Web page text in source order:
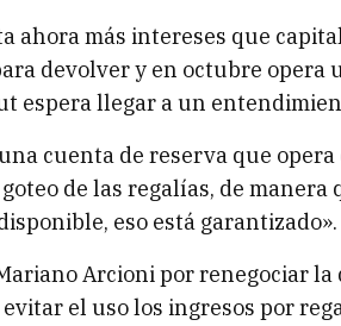
ahora más intereses que
devolver y en octubre opera
espera llegar a un
cuenta de reserva que
de las regalías, de manera
eso está garantizado».
Arcioni por renegociar la
el uso los ingresos por